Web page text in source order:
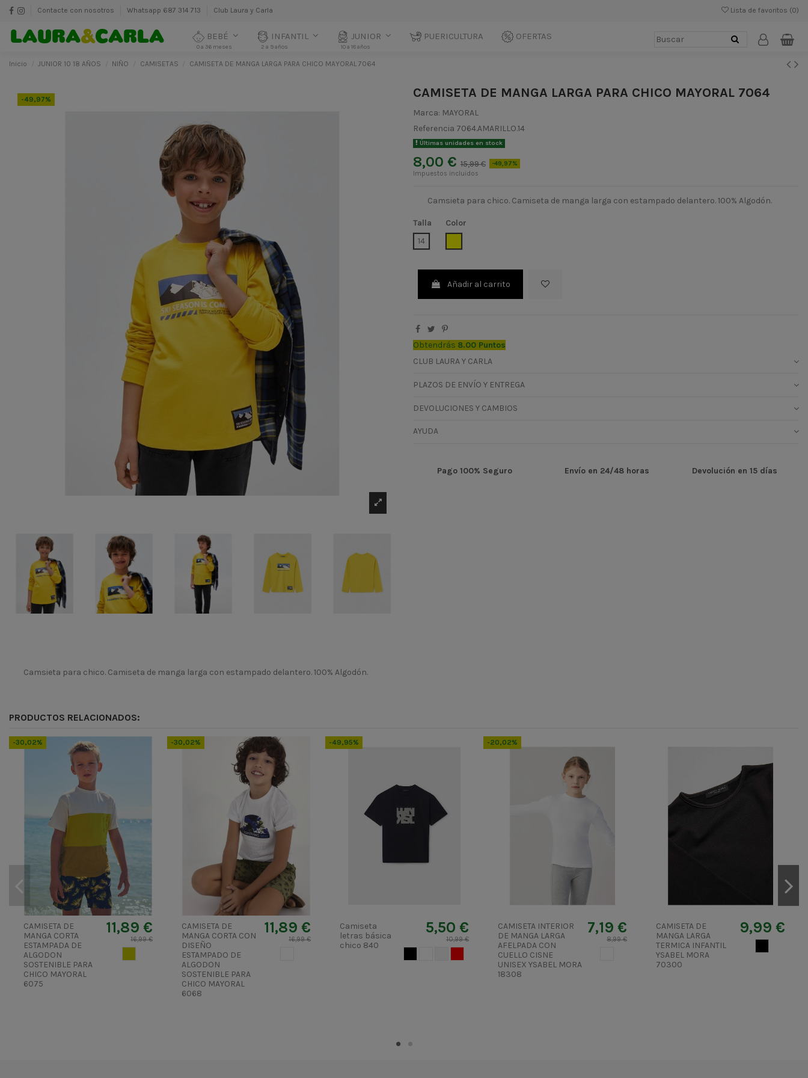
Contacte con nosotros Whatsapp 687 314 713 Club Laura y Carla Lista de favoritos (0)
BEBÉ
0 a 36 meses
INFANTIL
2 a 9 años
JUNIOR
10 a 18 años
PUERICULTURA OFERTAS
Inicio JUNIOR 10 18 AÑOS NIÑO CAMISETAS CAMISETA DE MANGA LARGA PARA CHICO MAYORAL 7064
-49,97% CAMISETA DE MANGA LARGA PARA CHICO MAYORAL 7064
Marca: MAYORAL
Referencia 7064.AMARILLO.14
Últimas unidades en stock
8,00 € 15,99 €
-49,97%
Impuestos incluidos
Camsieta para chico. Camiseta de manga larga con estampado delantero. 100% Algodón.
Talla
14
Color
Añadir al carrito
Obtendrás 8.00 Puntos
CLUB LAURA Y CARLA
PLAZOS DE ENVÍO Y ENTREGA
DEVOLUCIONES Y CAMBIOS
AYUDA
Pago 100% Seguro Envío en 24/48 horas Devolución en 15 días
Camsieta para chico. Camiseta de manga larga con estampado delantero. 100% Algodón.
Codigo
ean13 8445445989695
PRODUCTOS RELACIONADOS:
-30,02%
CAMISETA DE
MANGA CORTA
ESTAMPADA DE
ALGODON
SOSTENIBLE PARA
CHICO MAYORAL
6075
11,89 €
16,99 €
-30,02%
CAMISETA DE
MANGA CORTA CON
DISEÑO
ESTAMPADO DE
ALGODON
SOSTENIBLE PARA
CHICO MAYORAL
6068
11,89 €
16,99 €
-49,95%
Camiseta
letras básica
chico 840
5,50 €
10,99 €
-20,02%
CAMISETA INTERIOR
DE MANGA LARGA
AFELPADA CON
CUELLO CISNE
UNISEX YSABEL MORA
18308
7,19 €
8,99 €
CAMISETA DE
MANGA LARGA
TERMICA INFANTIL
YSABEL MORA
70300
9,99 €